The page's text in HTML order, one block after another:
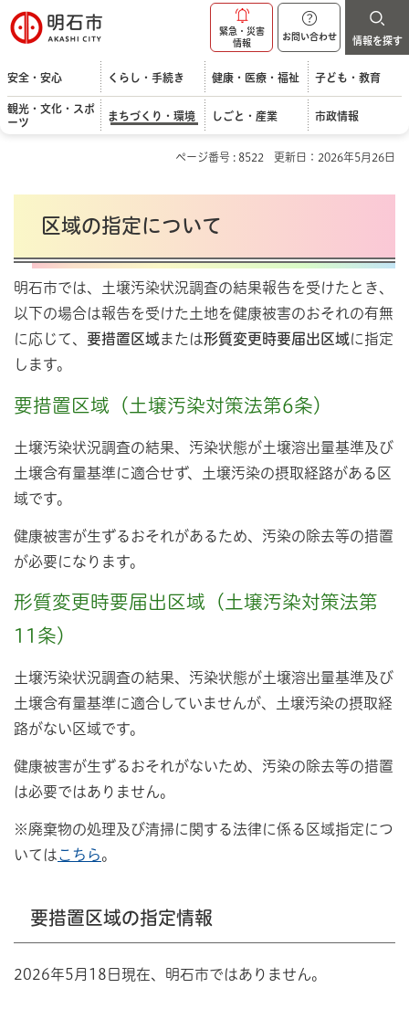
明石市
緊急・災害
情報
お問い合わせ 情報を探す
安全・安心 くらし・手続き 健康・医療・福祉 子ども・教育
観光・文化・スポ
ーツ
まちづくり・環境 しごと・産業 市政情報
ページ番号 : 8522 更新日：2026年5月26日
区域の指定について
明石市では、土壌汚染状況調査の結果報告を受けたとき、
以下の場合は報告を受けた土地を健康被害のおそれの有無
に応じて、 要措置区域または形質変更時要届出区域に指定
します。
要措置区域（土壌汚染対策法第6条）
土壌汚染状況調査の結果、汚染状態が土壌溶出量基準及び
土壌含有量基準に適合せず、土壌汚染の摂取経路がある区
域です。
健康被害が生ずるおそれがあるため、汚染の除去等の措置
が必要になります。
形質変更時要届出区域（土壌汚染対策法第
11条）
土壌汚染状況調査の結果、汚染状態が土壌溶出量基準及び
土壌含有量基準に適合していませんが、土壌汚染の摂取経
路がない区域です。
健康被害が生ずるおそれがないため、汚染の除去等の措置
は必要ではありません。
※廃棄物の処理及び清掃に関する法律に係る区域指定につ
いてはこちら。
要措置区域の指定情報
2026年5月18日現在、明石市ではありません。